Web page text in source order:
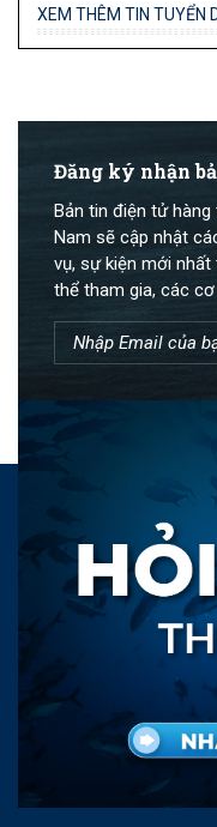
XEM THÊM TIN TUYỂN
Đăng ký nhận
Bản tin điện tử
Nam sẽ cập nhật
vụ, sự kiện mới
thể tham gia, các